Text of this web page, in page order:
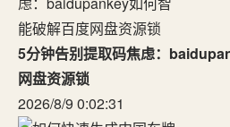
5分钟告别提取码焦虑：
网盘资源锁
2026/8/9 0:02:31